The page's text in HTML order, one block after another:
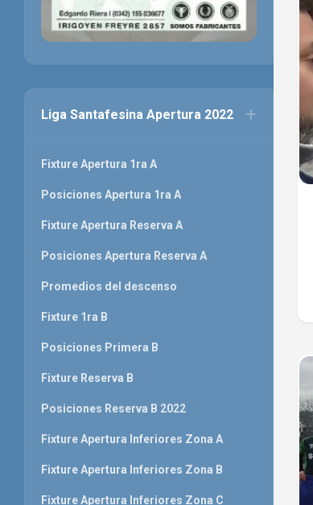
Liga Santafesina Apertura 2022
Fixture Apertura 1ra A
Posiciones Apertura 1ra A
Fixture Apertura Reserva A
Posiciones Apertura Reserva A
Promedios del descenso
Fixture 1ra B
Posiciones Primera B
Fixture Reserva B
Posiciones Reserva B 2022
Fixture Apertura Inferiores Zona A
Fixture Apertura Inferiores Zona B
Fixture Apertura Inferiores Zona C